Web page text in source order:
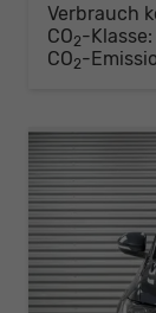
Verbrauch
CO2-Klasse:
CO2-